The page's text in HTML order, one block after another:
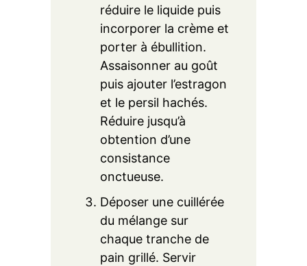
réduire le liquide puis
incorporer la crème et
porter à ébullition.
Assaisonner au goût
puis ajouter l’estragon
et le persil hachés.
Réduire jusqu’à
obtention d’une
consistance
onctueuse.
Déposer une cuillérée
du mélange sur
chaque tranche de
pain grillé. Servir